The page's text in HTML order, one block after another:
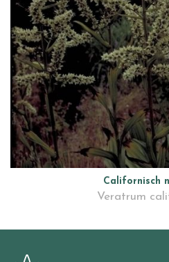
Californisch
Veratrum